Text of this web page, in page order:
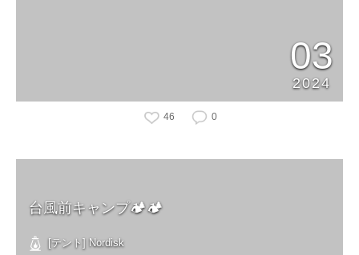
03
2024
46 0
台風前キャンプ🏕🏕
[テント] Nordisk